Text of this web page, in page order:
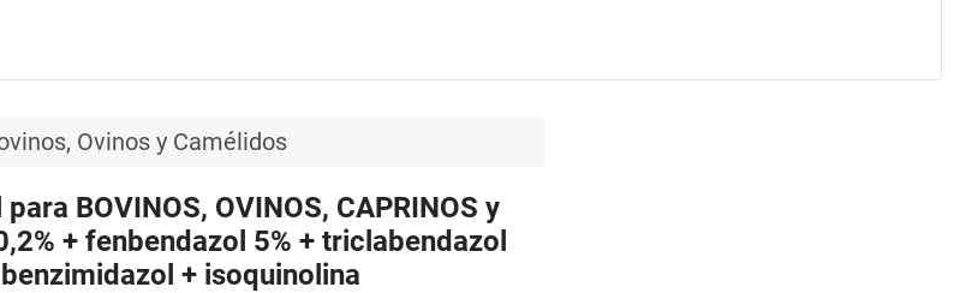
Ovinos y Camélidos
BOVINOS, OVINOS, CAPRINOS y
+ fenbendazol 5% + triclabendazol
+ isoquinolina